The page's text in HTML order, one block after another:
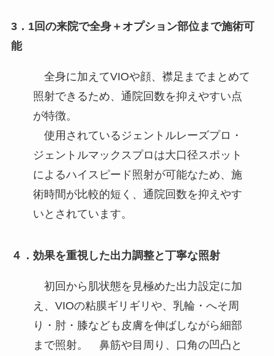
3．1回の来院で全身＋オプション部位まで施術可
能
全身に加えてVIOや顔、襟足までまとめて
照射できるため、通院回数を抑えやすい点
が特徴。
使用されているジェントルレーズプロ・
ジェントルマックスプロは大口径スポット
によるハイスピード照射が可能なため、施
術時間が比較的短く、通院回数を抑えやす
いとされています。
４．効果を重視した出力調整と丁寧な照射
初回から肌状態を見極めた出力設定に加
え、VIOの粘膜ギリギリや、乳輪・へそ周
り・肘・膝なども皮膚を伸ばしながら細部
まで照射。 鼻筋や目周り、口角の凹凸と